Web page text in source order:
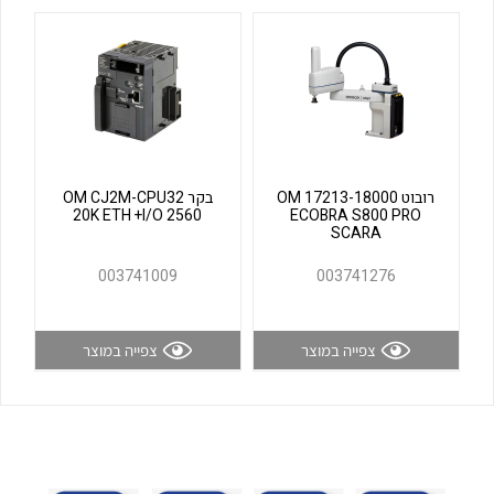
לכל מוצרי היצרן לכל מוצרי היצרן
רובוט OM 17213-18000
ECOBRA S800 PRO
SCARA
003741276
צפייה במוצר
בקר OM CJ2M-CPU32
20K ETH +I/O 2560
003741009
צפייה במוצר